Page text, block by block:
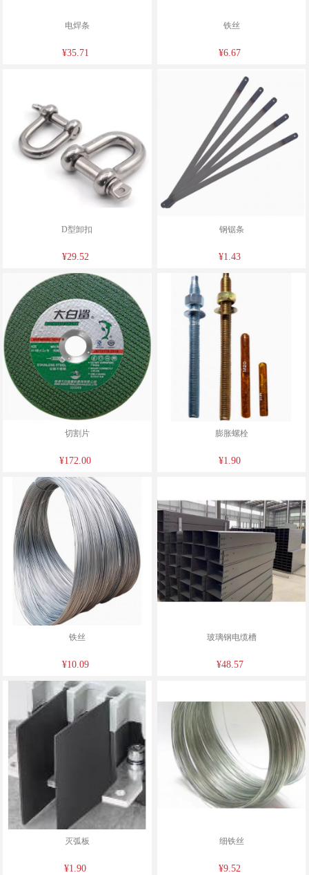
电焊条
¥35.71
铁丝
¥6.67
D型卸扣
¥29.52
钢锯条
¥1.43
切割片
¥172.00
膨胀螺栓
¥1.90
铁丝
¥10.09
玻璃钢电缆槽
¥48.57
灭弧板
¥1.90
细铁丝
¥9.52